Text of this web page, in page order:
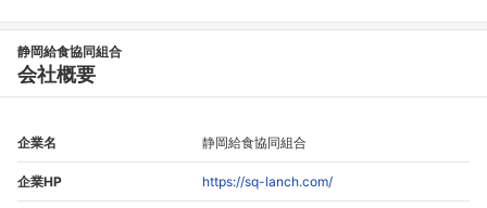
静岡給食協同組合
会社概要
企業名 静岡給食協同組合
企業HP https://sq-lanch.com/